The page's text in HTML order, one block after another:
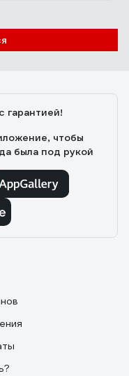
гарантией!
чтобы
была под рукой